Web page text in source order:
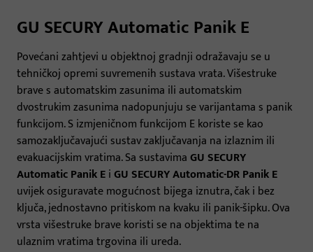
GU SECURY Automatic Panik E
Povećani zahtjevi u objektnoj gradnji odražavaju se u
tehničkoj opremi suvremenih sustava vrata. Višestruke
brave s automatskim zasunima ili automatskim
dvostrukim zasunima nadopunjuju se varijantama s panik
funkcijom. S izmjeničnom funkcijom E koriste se kao
samozaključavajući sustav zaključavanja na izlaznim ili
evakuacijskim vratima. Sa sustavimaGU SECURY
Automatic Panik EiGU SECURY Automatic-DR Panik E
uvijek osiguravate mogućnost bijega iznutra, čak i bez
ključa, jednostavno pritiskom na kvaku ili panik-šipku. Ova
vrsta višestruke brave koristi se na objektima te na
ulaznim vratima trgovina ili ureda.